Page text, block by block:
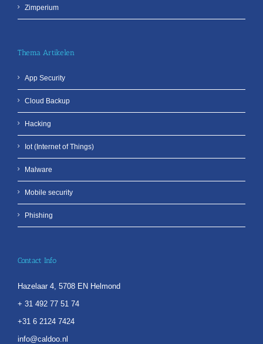
Zimperium
Thema Artikelen
App Security
Cloud Backup
Hacking
Iot (Internet of Things)
Malware
Mobile security
Phishing
Contact Info
Hazelaar 4, 5708 EN Helmond
+ 31 492 77 51 74
+31 6 2124 7424
info@caldoo.nl